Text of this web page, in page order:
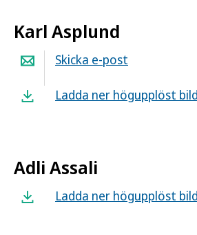
Karl Asplund
Skicka e-post
Ladda ner högupplöst bild
Adli Assali
Ladda ner högupplöst bild